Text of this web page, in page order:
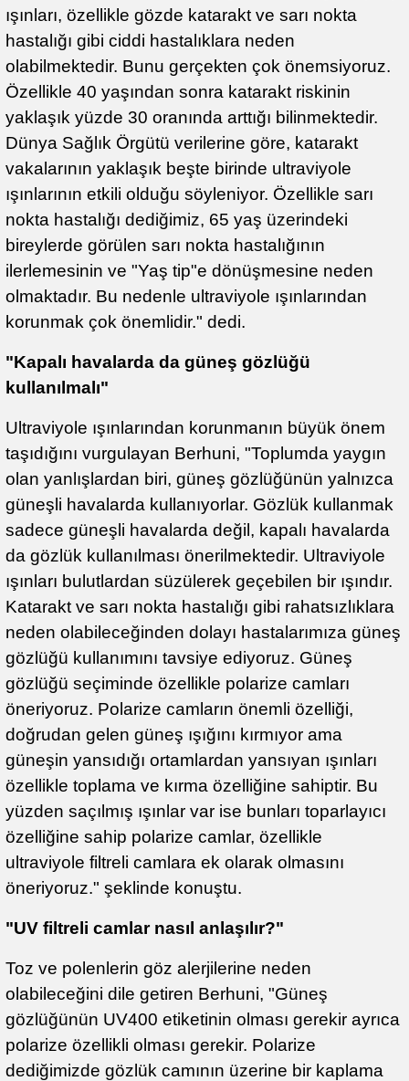
ışınları, özellikle gözde katarakt ve sarı nokta
hastalığı gibi ciddi hastalıklara neden
olabilmektedir. Bunu gerçekten çok önemsiyoruz.
Özellikle 40 yaşından sonra katarakt riskinin
yaklaşık yüzde 30 oranında arttığı bilinmektedir.
Dünya Sağlık Örgütü verilerine göre, katarakt
vakalarının yaklaşık beşte birinde ultraviyole
ışınlarının etkili olduğu söyleniyor. Özellikle sarı
nokta hastalığı dediğimiz, 65 yaş üzerindeki
bireylerde görülen sarı nokta hastalığının
ilerlemesinin ve "Yaş tip"e dönüşmesine neden
olmaktadır. Bu nedenle ultraviyole ışınlarından
korunmak çok önemlidir." dedi.
"Kapalı havalarda da güneş gözlüğü
kullanılmalı"
Ultraviyole ışınlarından korunmanın büyük önem
taşıdığını vurgulayan Berhuni, "Toplumda yaygın
olan yanlışlardan biri, güneş gözlüğünün yalnızca
güneşli havalarda kullanıyorlar. Gözlük kullanmak
sadece güneşli havalarda değil, kapalı havalarda
da gözlük kullanılması önerilmektedir. Ultraviyole
ışınları bulutlardan süzülerek geçebilen bir ışındır.
Katarakt ve sarı nokta hastalığı gibi rahatsızlıklara
neden olabileceğinden dolayı hastalarımıza güneş
gözlüğü kullanımını tavsiye ediyoruz. Güneş
gözlüğü seçiminde özellikle polarize camları
öneriyoruz. Polarize camların önemli özelliği,
doğrudan gelen güneş ışığını kırmıyor ama
güneşin yansıdığı ortamlardan yansıyan ışınları
özellikle toplama ve kırma özelliğine sahiptir. Bu
yüzden saçılmış ışınlar var ise bunları toparlayıcı
özelliğine sahip polarize camlar, özellikle
ultraviyole filtreli camlara ek olarak olmasını
öneriyoruz." şeklinde konuştu.
"UV filtreli camlar nasıl anlaşılır?"
Toz ve polenlerin göz alerjilerine neden
olabileceğini dile getiren Berhuni, "Güneş
gözlüğünün UV400 etiketinin olması gerekir ayrıca
polarize özellikli olması gerekir. Polarize
dediğimizde gözlük camının üzerine bir kaplama